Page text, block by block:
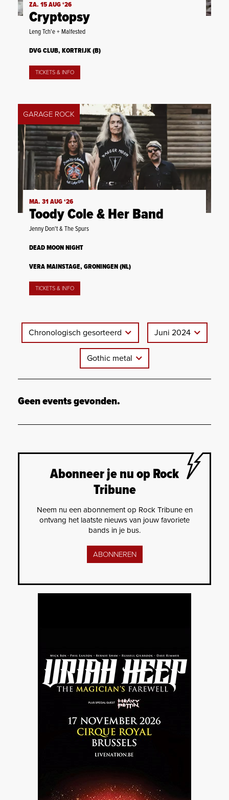
ZA. 15 AUG ‘26
Cryptopsy
Leng Tch'e + Malfested
DVG CLUB, KORTRIJK (B)
TICKETS & INFO
GARAGE ROCK
MA. 31 AUG ‘26
Toody Cole & Her Band
Jenny Don't & The Spurs
DEAD MOON NIGHT
VERA MAINSTAGE, GRONINGEN (NL)
TICKETS & INFO
Chronologisch gesorteerd Juni 2024
Gothic metal
Geen events gevonden.
Abonneer je nu op Rock
Tribune
Neem nu een abonnement op Rock Tribune en
ontvang het laatste nieuws van jouw favoriete
bands in je bus.
ABONNEREN